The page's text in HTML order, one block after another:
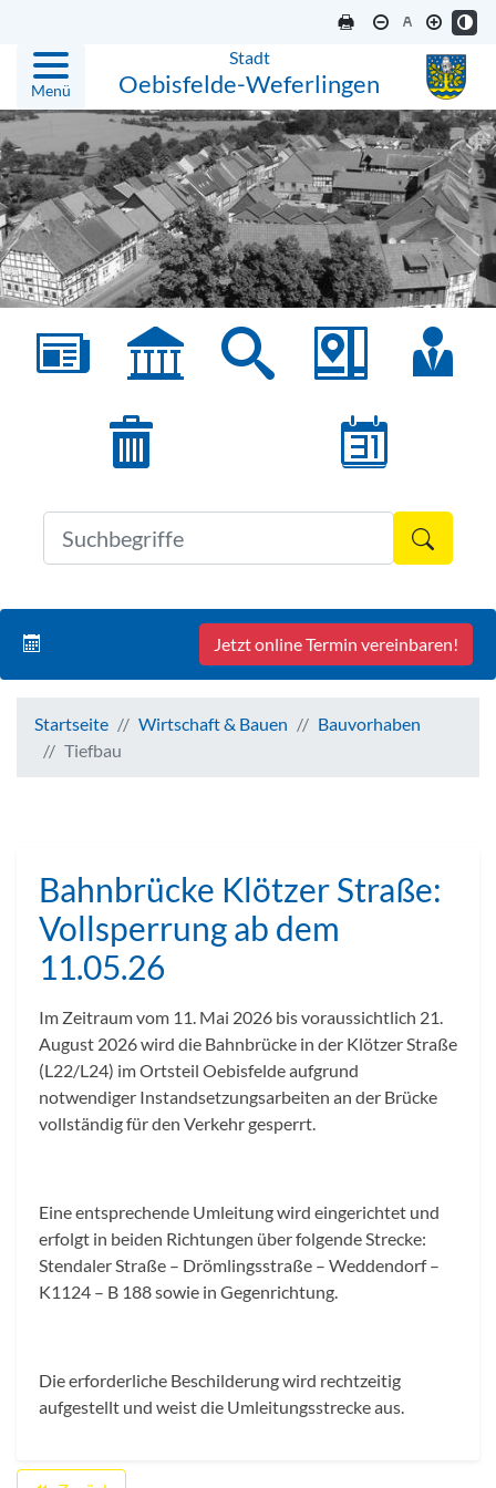
Menü
Stadt
Oebisfelde-Weferlingen
Jetzt online Termin vereinbaren!
Startseite Wirtschaft & Bauen
Bauvorhaben
Tiefbau
Bahnbrücke Klötzer Straße:
Vollsperrung ab dem
11.05.26
Im Zeitraum vom 11. Mai 2026 bis voraussichtlich 21.
August 2026 wird die Bahnbrücke in der Klötzer Straße
(L22/L24) im Ortsteil Oebisfelde aufgrund
notwendiger Instandsetzungsarbeiten an der Brücke
vollständig für den Verkehr gesperrt.
Eine entsprechende Umleitung wird eingerichtet und
erfolgt in beiden Richtungen über folgende Strecke:
Stendaler Straße – Drömlingsstraße – Weddendorf –
K1124 – B 188 sowie in Gegenrichtung.
Die erforderliche Beschilderung wird rechtzeitig
aufgestellt und weist die Umleitungsstrecke aus.